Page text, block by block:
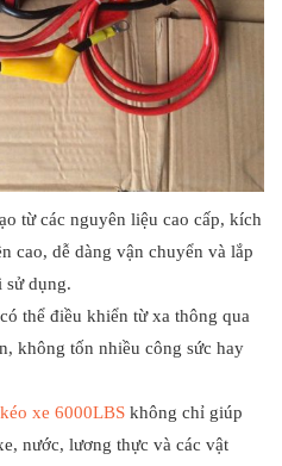
từ các nguyên liệu cao cấp, kích
cao, dễ dàng vận chuyển và lắp
sử dụng.
thể điều khiển từ xa thông qua
không tốn nhiều công sức hay
xe 6000LBS không chỉ giúp
nước, lương thực và các vật